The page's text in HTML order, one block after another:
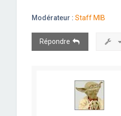
Modérateur : Staff MIB
Répondre